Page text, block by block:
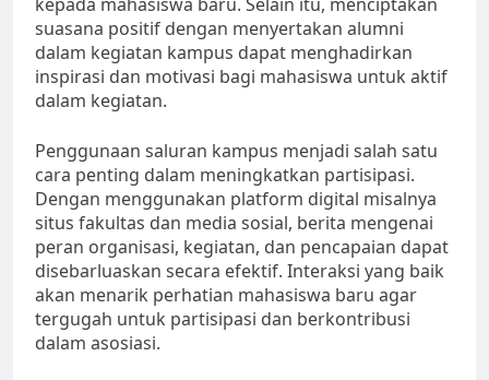
suasana positif dengan menyertakan alumni
dalam kegiatan kampus dapat menghadirkan
inspirasi dan motivasi bagi mahasiswa untuk aktif
dalam kegiatan.
Penggunaan saluran kampus menjadi salah satu
cara penting dalam meningkatkan partisipasi.
Dengan menggunakan platform digital misalnya
situs fakultas dan media sosial, berita mengenai
peran organisasi, kegiatan, dan pencapaian dapat
disebarluaskan secara efektif. Interaksi yang baik
akan menarik perhatian mahasiswa baru agar
tergugah untuk partisipasi dan berkontribusi
dalam asosiasi.